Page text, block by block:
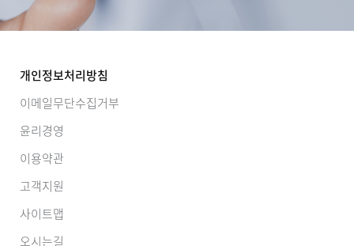
개인정보처리방침
이메일무단수집거부
윤리경영
이용약관
고객지원
사이트맵
오시는길